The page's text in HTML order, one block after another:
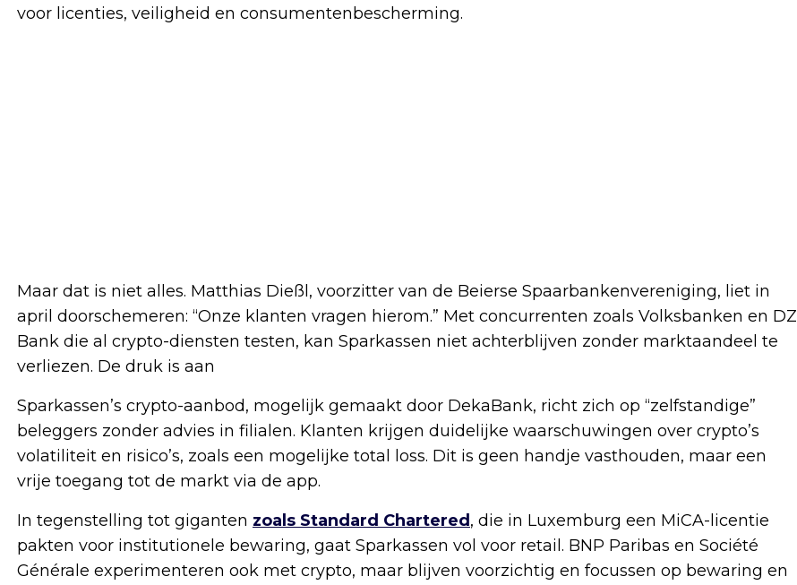
voor licenties, veiligheid en consumentenbescherming.
Maar dat is niet alles. Matthias Dießl, voorzitter van de Beierse Spaarbankenvereniging, liet in
april doorschemeren: “Onze klanten vragen hierom.” Met concurrenten zoals Volksbanken en DZ
Bank die al crypto-diensten testen, kan Sparkassen niet achterblijven zonder marktaandeel te
verliezen. De druk is aan
Sparkassen’s crypto-aanbod, mogelijk gemaakt door DekaBank, richt zich op “zelfstandige”
beleggers zonder advies in filialen. Klanten krijgen duidelijke waarschuwingen over crypto’s
volatiliteit en risico’s, zoals een mogelijke total loss. Dit is geen handje vasthouden, maar een
vrije toegang tot de markt via de app.
In tegenstelling tot giganten zoals Standard Chartered , die in Luxemburg een MiCA-licentie
pakten voor institutionele bewaring, gaat Sparkassen vol voor retail. BNP Paribas en Société
Générale experimenteren ook met crypto, maar blijven voorzichtig en focussen op bewaring en